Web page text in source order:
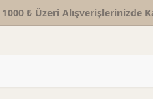
1000 ₺ Üzeri Alışverişlerinizde